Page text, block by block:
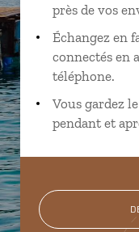
près de vos
Échangez en
connectés en
téléphone.
Vous gardez
pendant et